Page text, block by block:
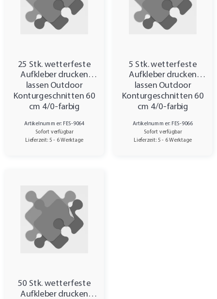
25 Stk. wetterfeste
Aufkleber drucken
lassen Outdoor
Konturgeschnitten 60
cm 4/0-farbig
Artikelnummer: FES-9064
Sofort verfügbar
Lieferzeit: 5 - 6 Werktage
5 Stk. wetterfeste
Aufkleber drucken
lassen Outdoor
Konturgeschnitten 60
cm 4/0-farbig
Artikelnummer: FES-9066
Sofort verfügbar
Lieferzeit: 5 - 6 Werktage
50 Stk. wetterfeste
Aufkleber drucken